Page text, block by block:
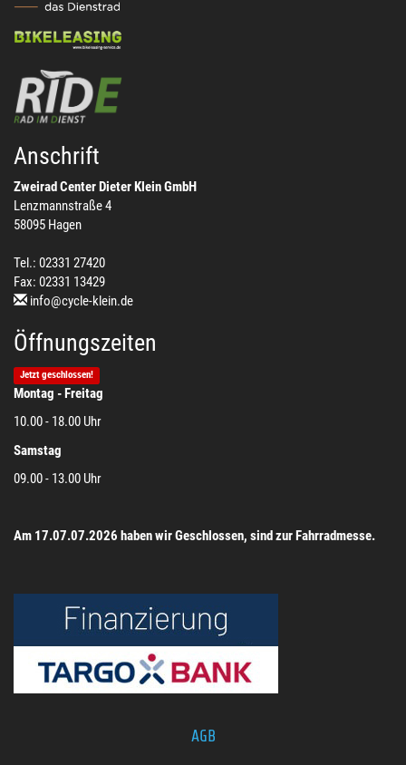
Anschrift
Zweirad Center Dieter Klein GmbH
Lenzmannstraße 4
58095 Hagen
Tel.: 02331 27420
Fax: 02331 13429
info@cycle-klein.de
Öffnungszeiten
Jetzt geschlossen!
Montag - Freitag
10.00 - 18.00 Uhr
Samstag
09.00 - 13.00 Uhr
Am 17.07.07.2026 haben wir Geschlossen, sind zur Fahrradmesse.
AGB